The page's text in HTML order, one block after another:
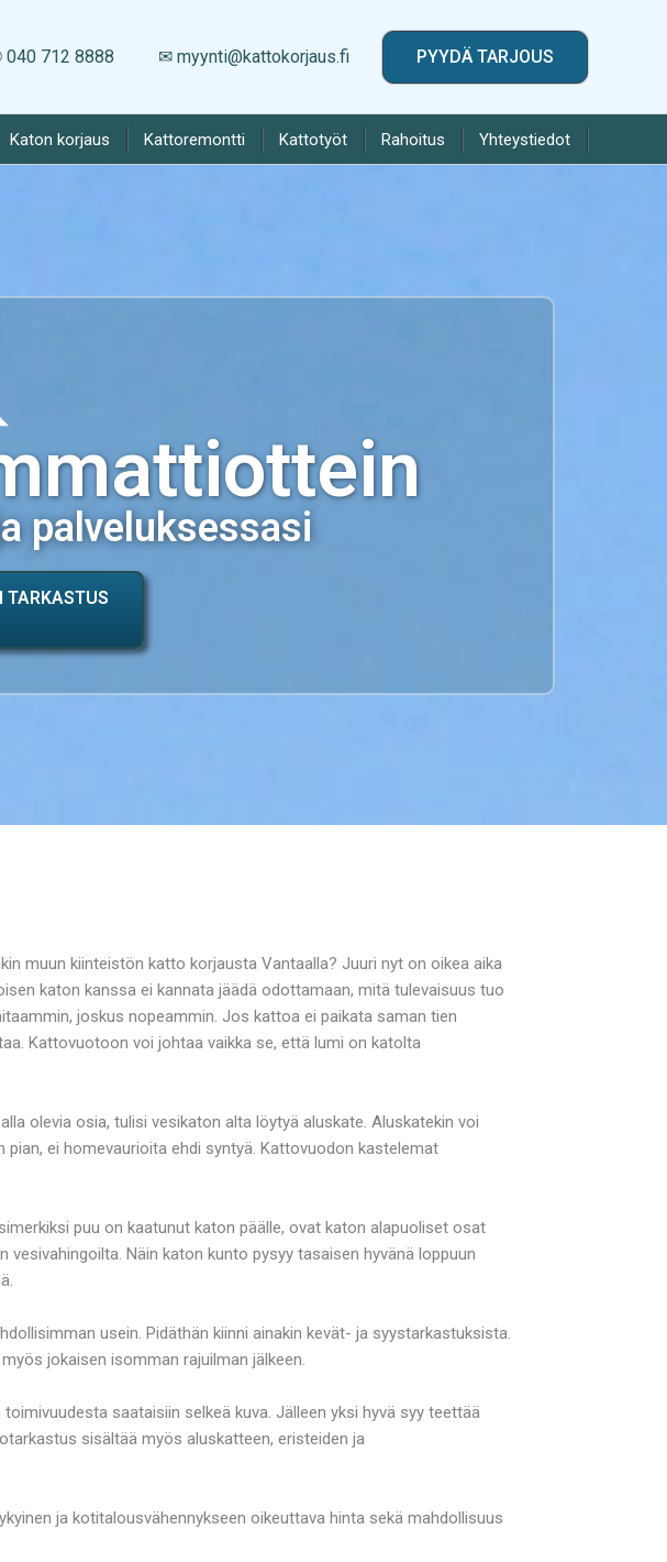
712 8888 ✉ myynti@kattokorjaus.fi PYYDÄ TARJOUS
Katon korjaus Kattoremontti Kattotyöt Rahoitus Yhteystiedot
palveluksessasi
muun kiinteistön katto korjausta Vantaalla? Juuri nyt on oikea aika
katon kanssa ei kannata jäädä odottamaan, mitä tulevaisuus tuo
joskus nopeammin. Jos kattoa ei paikata saman tien
Kattovuotoon voi johtaa vaikka se, että lumi on katolta
olevia osia, tulisi vesikaton alta löytyä aluskate. Aluskatekin voi
ei homevaurioita ehdi syntyä. Kattovuodon kastelemat
puu on kaatunut katon päälle, ovat katon alapuoliset osat
Näin katon kunto pysyy tasaisen hyvänä loppuun
usein. Pidäthän kiinni ainakin kevät- ja syystarkastuksista.
jokaisen isomman rajuilman jälkeen.
saataisiin selkeä kuva. Jälleen yksi hyvä syy teettää
sisältää myös aluskatteen, eristeiden ja
ja kotitalousvähennykseen oikeuttava hinta sekä mahdollisuus